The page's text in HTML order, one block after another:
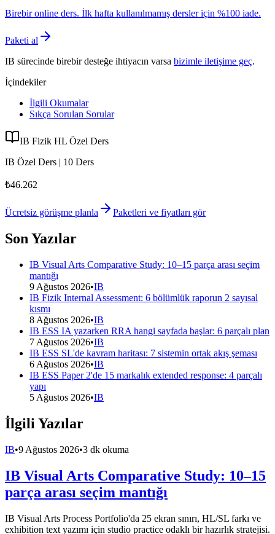
Birebir online ders. İlk hafta kullanılmamış dersler için %100 iade.
Paketi al
IB sürecinde birebir desteğe ihtiyacın varsa bizimle iletişime geç.
İçindekiler
İlgili Okumalar
Sıkça Sorulan Sorular
IB Fizik HL Özel Ders
IB Özel Ders | 10 Ders
₺46.262
Ücretsiz görüşme planla Paketleri ve fiyatları gör
Son Yazılar
IB Visual Arts Comparative Study: 10–15 parça arası seçim
mantığı
9 Ağustos 2026•IB
IB Fizik Internal Assessment: 6 bölümlük raporun 2 sayısal
kısmı
8 Ağustos 2026•IB
IB ESS IA yazarken RRA hangi sayfada başlar: 6 parçalı plan
7 Ağustos 2026•IB
IB ESS SL'de kavram haritası: 7 sistemin ortak akış şeması
6 Ağustos 2026•IB
IB ESS Paper 2'de 15 markalık extended response: 4 parçalı
yapı
5 Ağustos 2026•IB
İlgili Yazılar
IB•9 Ağustos 2026•3 dk okuma
IB Visual Arts Comparative Study: 10–15
parça arası seçim mantığı
IB Visual Arts Process Portfolio'da 25 ekran sınırı, HL/SL farkı ve
exhibition text yazımı için studio practice odaklı bir hazırlık stratejisi.